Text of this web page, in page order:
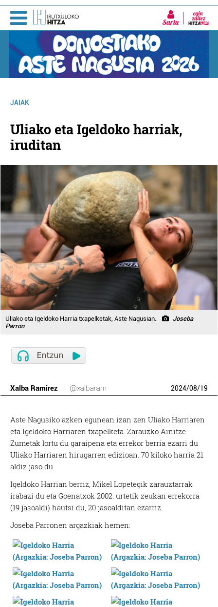
Sartu
JAIAK
Uliako eta Igeldoko harriak,
iruditan
Uliako eta Igeldoko Harria txapelketak, Aste Nagusian.
Joseba
Parron
Xalba Ramirez @xalbaram 2024/08/19
Aste Nagusiko azken egunean izan zen Uliako Harriaren
eta Igeldoko Harriaren txapelketa. Zarauzko Ainitze
Zumetak lortu du garaipena eta errekor berria ezarri du
Uliako Harriaren hirugarren edizioan. 70 kiloko harria 21
aldiz jaso du.
Igeldoko Harrian berriz, Mikel Lopetegik zarauztarrak
irabazi du eta Goenatxok 2002. urtetik zeukan errekorra
(19 jasoaldi) hautsi du, 20 jasoalditan ezarriz.
Joseba Parronen argazkiak hemen: